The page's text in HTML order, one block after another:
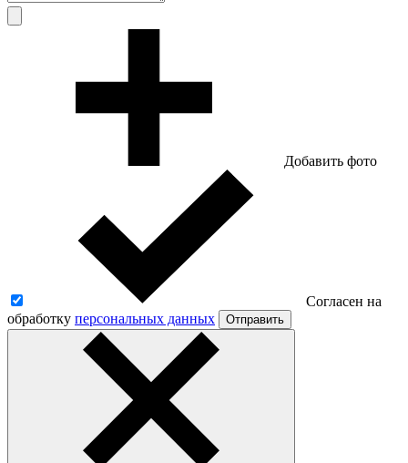
Добавить фото
Согласен на
обработку персональных данных Отправить